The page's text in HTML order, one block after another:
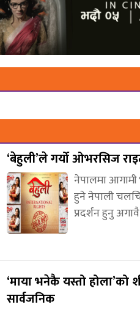
‘बेहुली’ले गर्यो ओभरसिज
नेपालमा
हुने नेपाली
प्रदर्शन हुनु अगावै
‘माया भनेकै यस्तो होला’को
सार्वजनिक